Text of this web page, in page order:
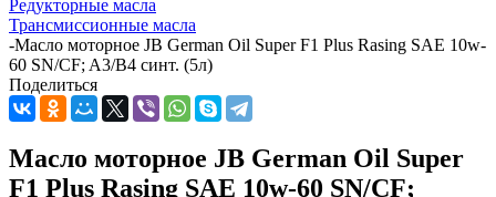
Редукторные масла
Трансмиссионные масла
-Масло моторное JB German Oil Super F1 Plus Rasing SAE 10w-
60 SN/CF; A3/B4 синт. (5л)
Поделиться
Масло моторное JB German Oil Super
F1 Plus Rasing SAE 10w-60 SN/CF;